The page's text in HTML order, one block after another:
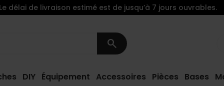
search
DIY Équipement Accessoires Pièces Bases
Le délai de livraison estimé est de jusqu’à 7 jours ouvrables.